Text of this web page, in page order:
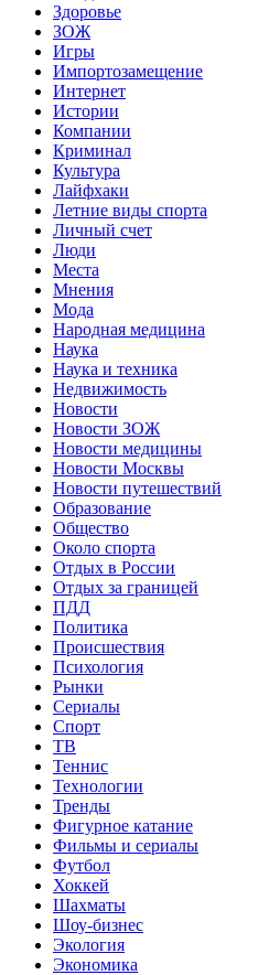
Здоровье
ЗОЖ
Игры
Импортозамещение
Интернет
Истории
Компании
Криминал
Культура
Лайфхаки
Летние виды спорта
Личный счет
Люди
Места
Мнения
Мода
Народная медицина
Наука
Наука и техника
Недвижимость
Новости
Новости ЗОЖ
Новости медицины
Новости Москвы
Новости путешествий
Образование
Общество
Около спорта
Отдых в России
Отдых за границей
ПДД
Политика
Происшествия
Психология
Рынки
Сериалы
Спорт
ТВ
Теннис
Технологии
Тренды
Фигурное катание
Фильмы и сериалы
Футбол
Хоккей
Шахматы
Шоу-бизнес
Экология
Экономика